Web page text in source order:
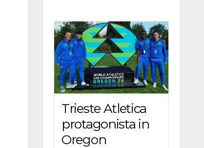
Trieste Atletica
protagonista in
Oregon